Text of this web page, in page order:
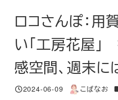
ロコさんぽ：用
い「工房花屋
感空間、週末に
投稿日
2024-06-09
著
こばなお